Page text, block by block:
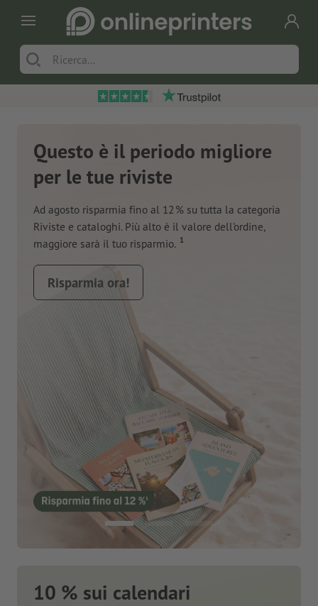
Questo è il periodo migliore
per le tue riviste
Ad agosto risparmia fino al 12 % su tutta la categoria
Riviste e cataloghi. Più alto è il valore dell'ordine,
maggiore sarà il tuo risparmio. 1
Risparmia ora!
10 % sui calendari